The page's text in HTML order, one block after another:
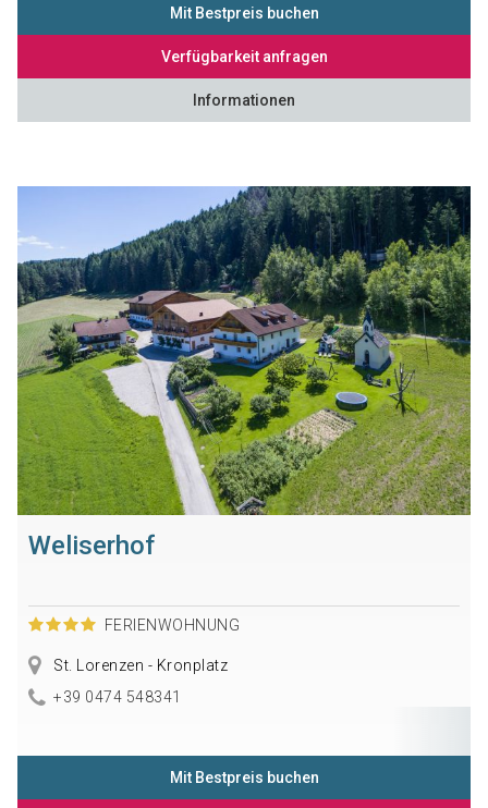
Mit Bestpreis buchen
Verfügbarkeit anfragen
Informationen
Weliserhof
FERIENWOHNUNG
St. Lorenzen - Kronplatz
+39 0474 548341
Mit Bestpreis buchen